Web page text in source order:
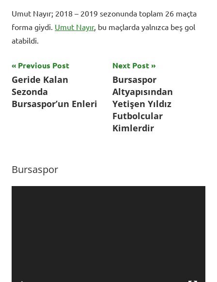
Umut Nayır; 2018 – 2019 sezonunda toplam 26 maçta
forma giydi. Umut Nayır, bu maçlarda yalnızca beş gol
atabildi.
Tagged
with
aytaç
kara,
spor
Bursadaspor,
Yazı
gezinmesi
Previous Post
Geride Kalan
Sezonda
Bursaspor’un Enleri
Next Post
Bursaspor
Altyapısından
Yetişen Yıldız
Futbolcular
Kimlerdir
Bursaspor